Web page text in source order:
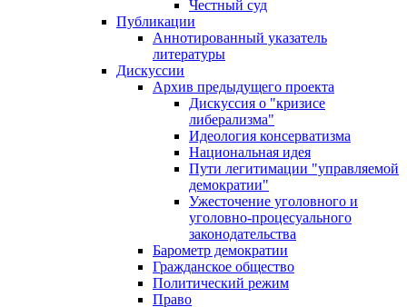
Честный суд
Публикации
Аннотированный указатель
литературы
Дискуссии
Архив предыдущего проекта
Дискуссия о "кризисе
либерализма"
Идеология консерватизма
Национальная идея
Пути легитимации "управляемой
демократии"
Ужесточение уголовного и
уголовно-процесуального
законодательства
Барометр демократии
Гражданское общество
Политический режим
Право